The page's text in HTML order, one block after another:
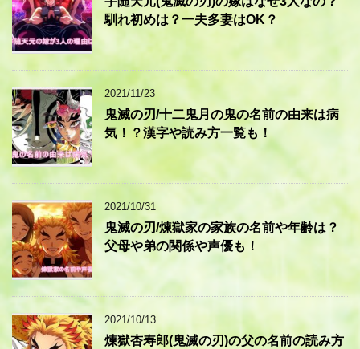
馴れ初めは？一夫多妻はOK？
2021/11/23
鬼滅の刃/十二鬼月の鬼の名前の由来は病
気！？漢字や読み方一覧も！
2021/10/31
鬼滅の刃/煉獄家の家族の名前や年齢は？
父母や弟の関係や声優も！
2021/10/13
煉獄杏寿郎(鬼滅の刃)の父の名前の読み方